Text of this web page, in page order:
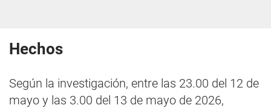
Hechos
Según la investigación, entre las 23.00 del 12 de
mayo y las 3.00 del 13 de mayo de 2026,